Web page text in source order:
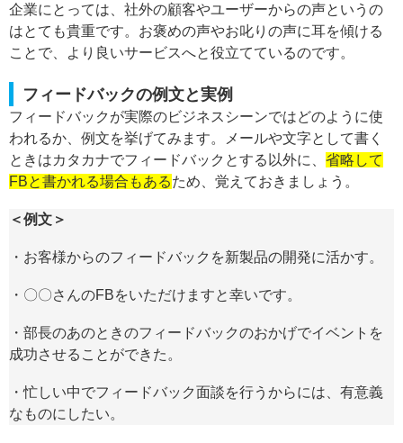
企業にとっては、社外の顧客やユーザーからの声というの
はとても貴重です。お褒めの声やお叱りの声に耳を傾ける
ことで、より良いサービスへと役立てているのです。
フィードバックの例文と実例
フィードバックが実際のビジネスシーンではどのように使
われるか、例文を挙げてみます。メールや文字として書く
ときはカタカナでフィードバックとする以外に、 省略して
FBと書かれる場合もあるため、覚えておきましょう。
＜例文＞
・お客様からのフィードバックを新製品の開発に活かす。
・〇〇さんのFBをいただけますと幸いです。
・部長のあのときのフィードバックのおかげでイベントを
成功させることができた。
・忙しい中でフィードバック面談を行うからには、有意義
なものにしたい。